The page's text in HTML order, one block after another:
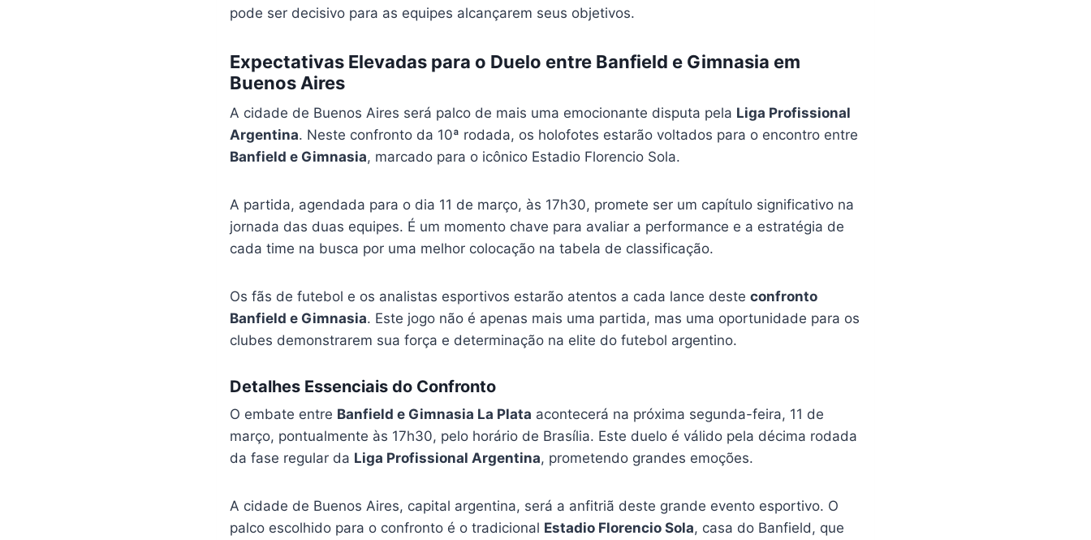
pode ser decisivo para as equipes alcançarem seus objetivos.
Expectativas Elevadas para o Duelo entre Banfield e Gimnasia em
Buenos Aires
A cidade de Buenos Aires será palco de mais uma emocionante disputa pela Liga Profissional
Argentina. Neste confronto da 10ª rodada, os holofotes estarão voltados para o encontro entre
Banfield e Gimnasia, marcado para o icônico Estadio Florencio Sola.
A partida, agendada para o dia 11 de março, às 17h30, promete ser um capítulo significativo na
jornada das duas equipes. É um momento chave para avaliar a performance e a estratégia de
cada time na busca por uma melhor colocação na tabela de classificação.
Os fãs de futebol e os analistas esportivos estarão atentos a cada lance deste confronto
Banfield e Gimnasia. Este jogo não é apenas mais uma partida, mas uma oportunidade para os
clubes demonstrarem sua força e determinação na elite do futebol argentino.
Detalhes Essenciais do Confronto
O embate entre Banfield e Gimnasia La Plata acontecerá na próxima segunda-feira, 11 de
março, pontualmente às 17h30, pelo horário de Brasília. Este duelo é válido pela décima rodada
da fase regular da Liga Profissional Argentina, prometendo grandes emoções.
A cidade de Buenos Aires, capital argentina, será a anfitriã deste grande evento esportivo. O
palco escolhido para o confronto é o tradicional Estadio Florencio Sola, casa do Banfield, que